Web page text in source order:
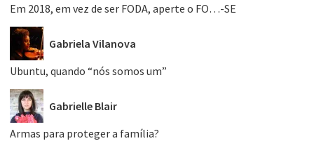
Em 2018, em vez de ser FODA, aperte o FO…-SE
Gabriela Vilanova
Ubuntu, quando “nós somos um”
Gabrielle Blair
Armas para proteger a família?